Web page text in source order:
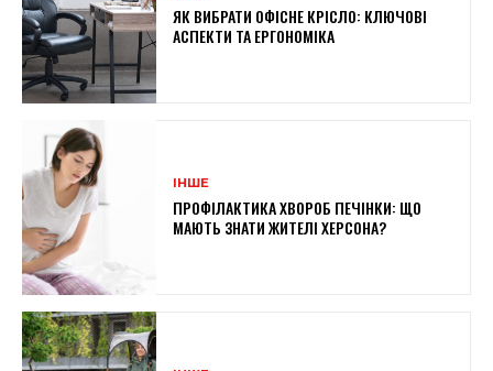
ЯК ВИБРАТИ ОФІСНЕ КРІСЛО: КЛЮЧОВІ
АСПЕКТИ ТА ЕРГОНОМІКА
ІНШЕ
ПРОФІЛАКТИКА ХВОРОБ ПЕЧІНКИ: ЩО
МАЮТЬ ЗНАТИ ЖИТЕЛІ ХЕРСОНА?